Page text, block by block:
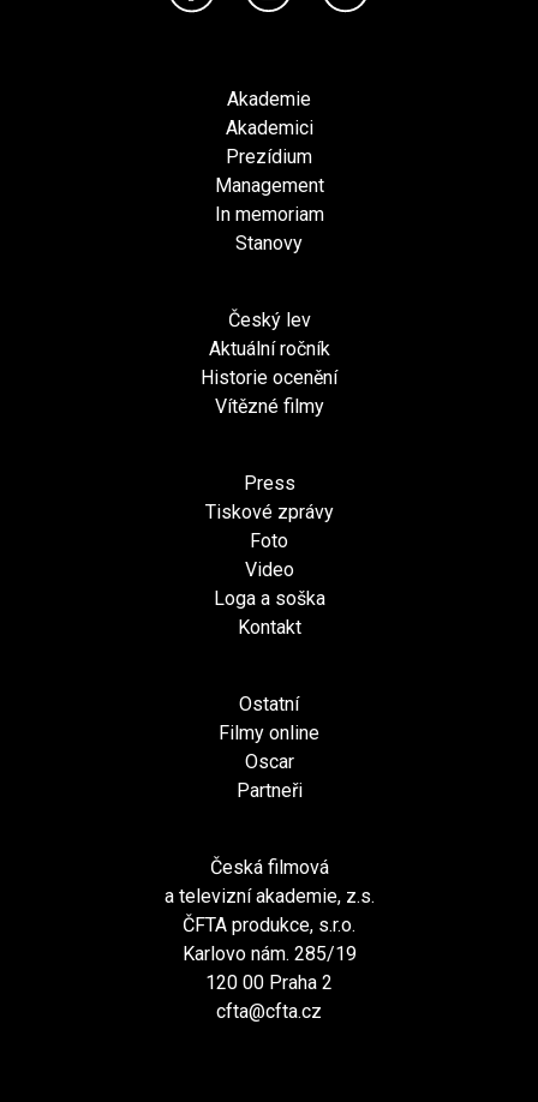
Akademie
Akademici
Prezídium
Management
In memoriam
Stanovy
Český lev
Aktuální ročník
Historie ocenění
Vítězné filmy
Press
Tiskové zprávy
Foto
Video
Loga a soška
Kontakt
Ostatní
Filmy online
Oscar
Partneři
Česká filmová
a televizní akademie, z.s.
ČFTA produkce, s.r.o.
Karlovo nám. 285/19
120 00 Praha 2
cfta@cfta.cz